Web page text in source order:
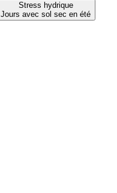
Stress hydrique
Jours avec sol sec en été